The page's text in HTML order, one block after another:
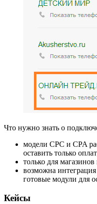
Что нужно знать о
модели CPC и CPA
оставить только
только для
возможна интеграция
готовые модули для
Кейсы